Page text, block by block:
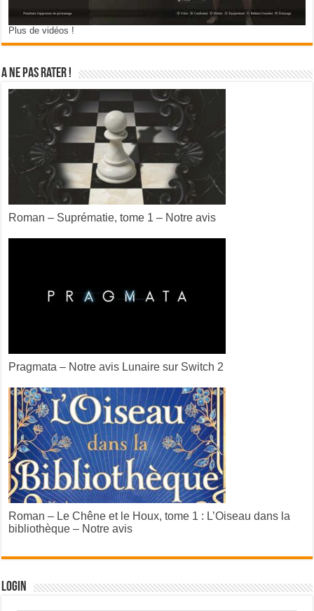
Plus de vidéos !
A ne pas rater !
Roman – Suprématie, tome 1 – Notre avis
Pragmata – Notre avis Lunaire sur Switch 2
Roman – Le Chêne et le Houx, tome 1 : L’Oiseau dans la
bibliothèque – Notre avis
Login